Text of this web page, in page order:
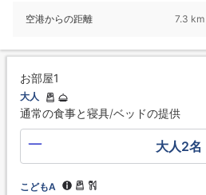
空港からの距離 7.3 km
お部屋1
大人
通常の食事と寝具/ベッドの提供
大人2名
こどもA